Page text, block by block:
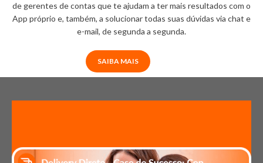
de gerentes de contas que te ajudam a ter mais resultados com o
App próprio e, também, a solucionar todas suas dúvidas via chat e
e-mail, de segunda a segunda.
SAIBA MAIS